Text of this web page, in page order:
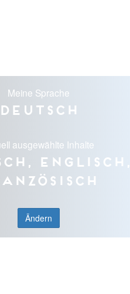
Meine Sprache
Deutsch
ausgewählte Inhalte
Englisch,
Ändern